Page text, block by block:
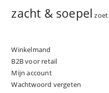
zacht & soepel zoet
Winkelmand
B2B voor retail
Mijn account
Wachtwoord vergeten